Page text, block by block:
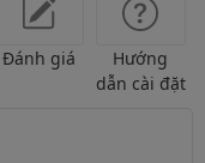
Đánh giá
Hướng
dẫn cài đặt